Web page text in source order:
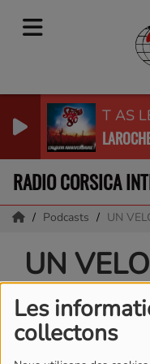
Les
collectons
T AS
RADIO CORSICA
Podcasts UN
UN
ADRIEN